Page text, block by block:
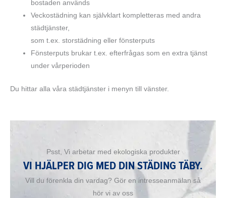
bostaden används
Veckostädning kan självklart kompletteras med andra
städtjänster,
som t.ex. storstädning eller fönsterputs
Fönsterputs brukar t.ex. efterfrågas som en extra tjänst
under vårperioden
Du hittar alla våra städtjänster i menyn till vänster.
Psst, Vi arbetar med ekologiska produkter
VI HJÄLPER DIG MED DIN STÄDING TÄBY.
Vill du förenkla din vardag? Gör en intresseanmälan så
hör vi av oss